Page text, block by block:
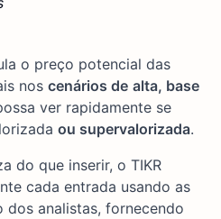
o preço potencial das
nos cenários de alta, base
ver rapidamente se
ou supervalorizada.
do que inserir, o TIKR
cada entrada usando as
dos analistas, fornecendo